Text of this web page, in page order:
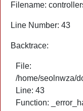
Filename:
Line Number: 43
Backtrace:
File:
/home/seolnwza/
Line: 43
Function: